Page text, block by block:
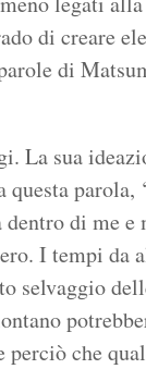
di creare
di
La sua
parola,
di me
I tempi da
selvaggio
che